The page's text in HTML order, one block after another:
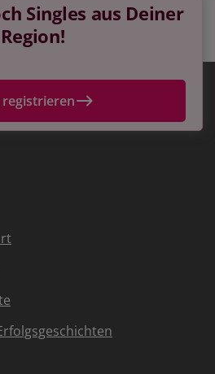
Singles aus Deiner
Region!
registrieren